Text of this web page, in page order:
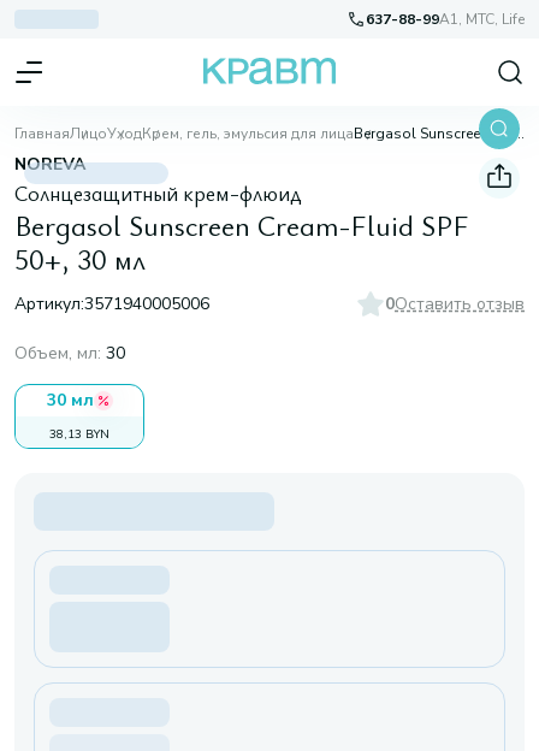
637-88-99A1, МТС, Life
ГлавнаяЛицоУходКрем, гель, эмульсия для лица Bergasol Sunscreen Cream-Fluid SPF 50+, 30 мл
NOREVA
Солнцезащитный крем-флюид
Bergasol Sunscreen Cream-Fluid SPF
50+, 30 мл
Артикул:3571940005006 0Оставить отзыв
Объем, мл: 30
30 мл
38,13 BYN